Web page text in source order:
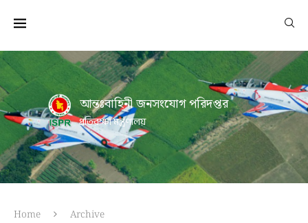
আন্তঃবাহিনী জনসংযোগ পরিদপ্তর
প্রতিরক্ষা মন্ত্রণালয়
Home Archive